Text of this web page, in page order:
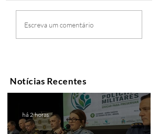
Escreva um comentário
Notícias Recentes
há 2 horas